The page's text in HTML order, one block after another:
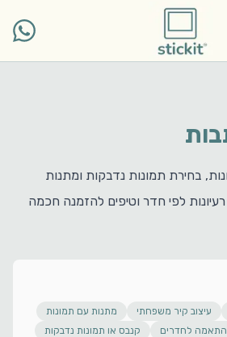
בחירת תמונות נדבקות ומתנות
לפי חדר וטיפים להזמנה חכמה
עיצוב קיר משפחתי
מתנות עם תמונות
התאמה לחדרים קנבס או תמונות נדבקות